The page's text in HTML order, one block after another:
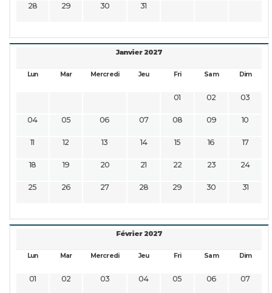
28 29 30 31
Janvier 2027
Lun Mar Mercredi Jeu Fri Sam Dim
01 02 03
04 05 06 07 08 09 10
11 12 13 14 15 16 17
18 19 20 21 22 23 24
25 26 27 28 29 30 31
Février 2027
Lun Mar Mercredi Jeu Fri Sam Dim
01 02 03 04 05 06 07